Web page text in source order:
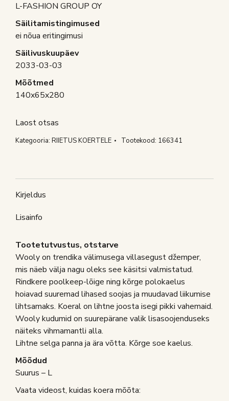
L-FASHION GROUP OY
Säilitamistingimused
ei nõua eritingimusi
Säilivuskuupäev
2033-03-03
Mõõtmed
140x65x280
Laost otsas
Kategooria: RIIETUS KOERTELE Tootekood: 166341
Kirjeldus
Lisainfo
Tootetutvustus, otstarve
Wooly on trendika välimusega villasegust džemper,
mis näeb välja nagu oleks see käsitsi valmistatud.
Rindkere poolkeep-lõige ning kõrge polokaelus
hoiavad suuremad lihased soojas ja muudavad liikumise
lihtsamaks. Koeral on lihtne joosta isegi pikki vahemaid.
Wooly kudumid on suurepärane valik lisasoojenduseks
näiteks vihmamantli alla.
Lihtne selga panna ja ära võtta. Kõrge soe kaelus.
Mõõdud
Suurus – L
Vaata videost, kuidas koera mõõta: